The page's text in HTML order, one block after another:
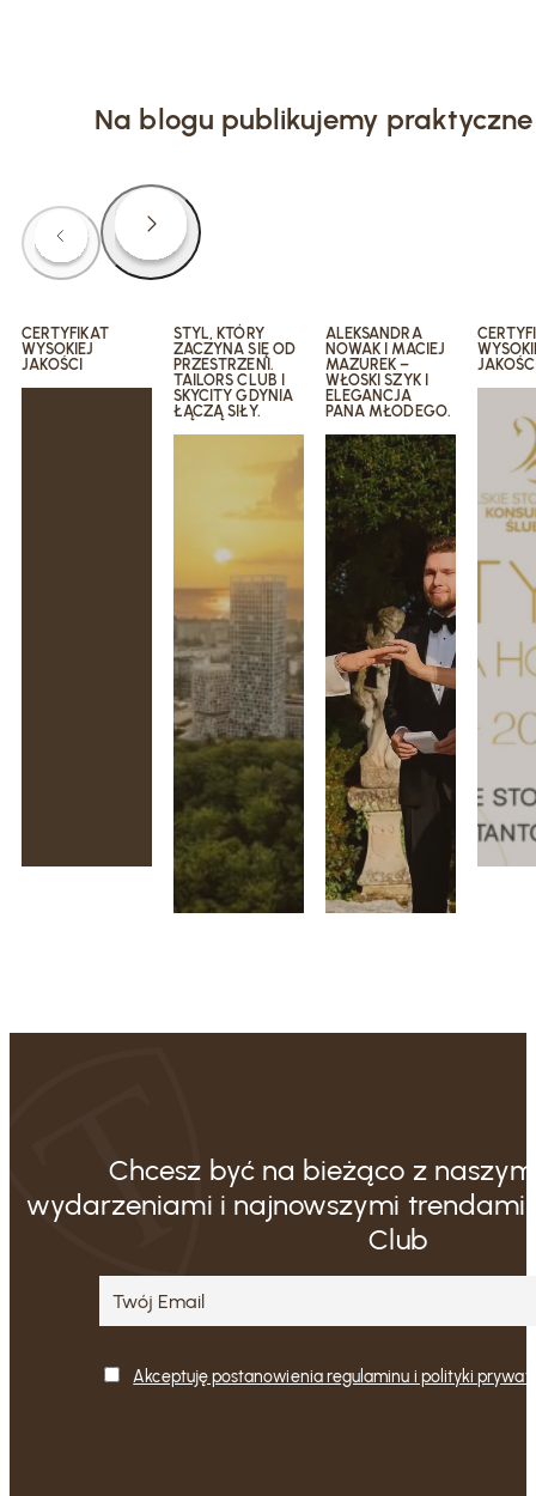
Na blogu publikujemy
CERTYFIKAT
WYSOKIEJ
JAKOŚCI
STYL, KTÓRY
ZACZYNA SIĘ OD
PRZESTRZENI.
TAILORS CLUB I
SKYCITY GDYNIA
ŁĄCZĄ SIŁY.
ALEKSANDRA
NOWAK I MACIEJ
MAZUREK –
WŁOSKI SZYK I
ELEGANCJA
PANA MŁODEGO.
Chcesz być na bieżąco z
wydarzeniami i najnowszymi
Club
Akceptuję postanowienia regulaminu i polityki